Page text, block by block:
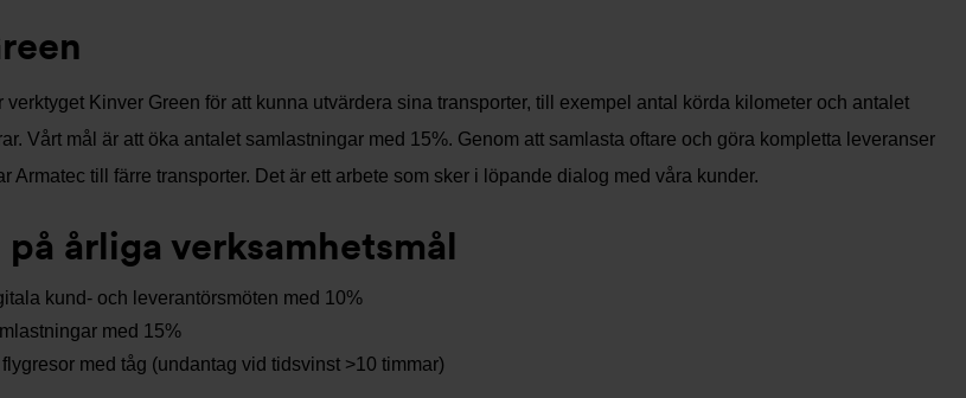
verktyget Kinver Green för att kunna utvärdera sina transporter, till exempel antal körda kilometer och antalet
Vårt mål är att öka antalet samlastningar med 15%. Genom att samlasta oftare och göra kompletta leveranser
Armatec till färre transporter. Det är ett arbete som sker i löpande dialog med våra kunder.
på årliga verksamhetsmål
kund- och leverantörsmöten med 10%
med 15%
med tåg (undantag vid tidsvinst >10 timmar)